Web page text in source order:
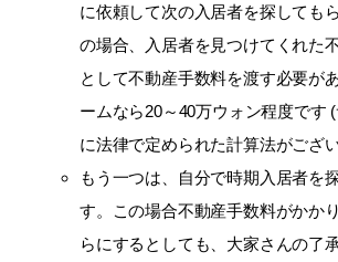
に依頼して次の入居者を探しても
の場合、入居者を見つけてくれた
として不動産手数料を渡す必要が
ームなら20～40万ウォン程度です
に法律で定められた計算法がござい
もう一つは、自分で時期入居者を
す。この場合不動産手数料がかか
らにするとしても、大家さんの了